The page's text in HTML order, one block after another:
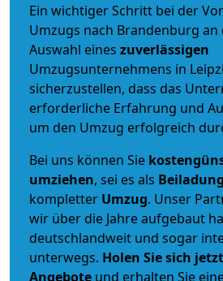
Ein wichtiger Schritt bei der
Umzugs nach Brandenburg an
Auswahl eines zuverlässigen
Umzugsunternehmens in
sicherzustellen, dass das
erforderliche Erfahrung und
um den Umzug erfolgreich
Bei uns können Sie
umziehen, sei es als Beiladung
kompletter Umzug. Unser
wir über die Jahre aufgebaut
deutschlandweit und sogar
unterwegs. Holen Sie sich
Angebote und erhalten Sie